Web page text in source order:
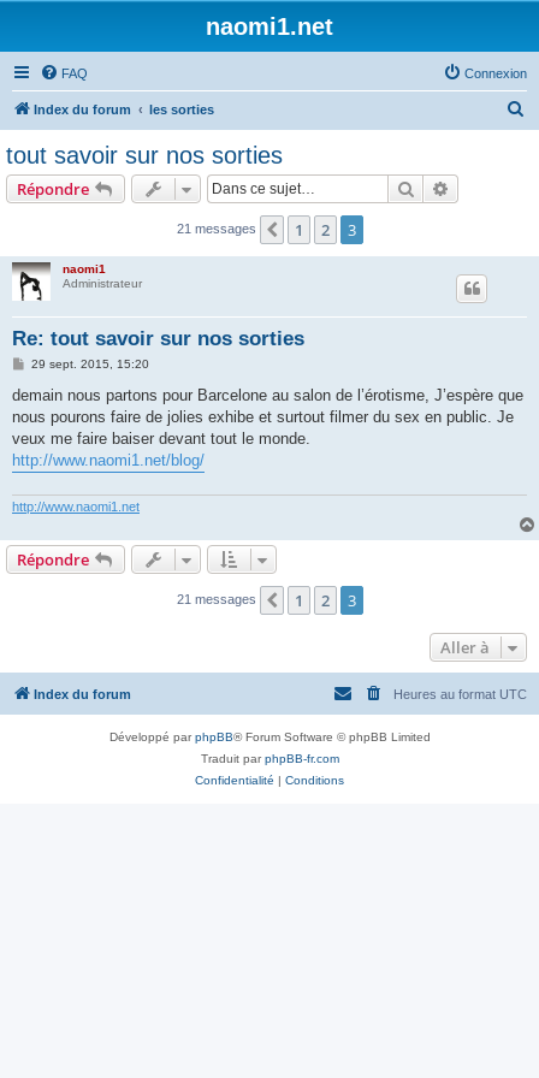
naomi1.net
FAQ Connexion
Index du forum les sorties
tout savoir sur nos sorties
Répondre Rechercher
21 messages Précédente
1 2 3
naomi1
Administrateur
Re: tout savoir sur nos sorties
M
s
a
g
29 sept. 2015, 15:20
demain nous partons pour Barcelone au salon de l’érotisme, J’espère que
nous pourons faire de jolies exhibe et surtout filmer du sex en public. Je
veux me faire baiser devant tout le monde.
http://www.naomi1.net/blog/
http://www.naomi1.net
Répondre
21 messages Précédente
1 2 3
Aller à
Index du forum Heures au format UTC
Développé parphpBB® Forum Software © phpBB Limited
Traduit parphpBB-fr.com
Confidentialité | Conditions